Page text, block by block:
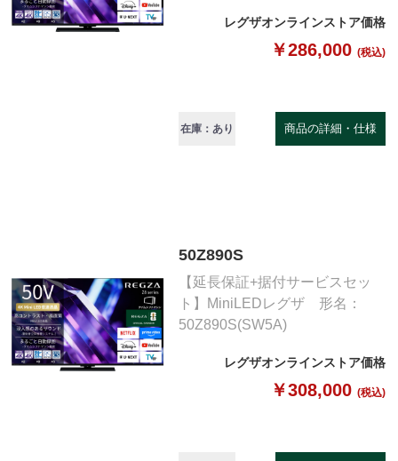
レグザオンラインストア価格
￥286,000 (税込)
在庫：あり 商品の詳細・仕様
50Z890S
【延長保証+据付サービスセッ
ト】MiniLEDレグザ 形名：
50Z890S(SW5A)
レグザオンラインストア価格
￥308,000 (税込)